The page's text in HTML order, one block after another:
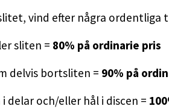
vind efter några ordentliga
sliten = 80% på ordinarie pris
delvis bortsliten = 90% på
delar och/eller hål i discen =